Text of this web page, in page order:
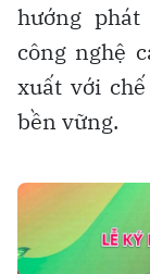
hướng
công nghệ
xuất với
bền vững.